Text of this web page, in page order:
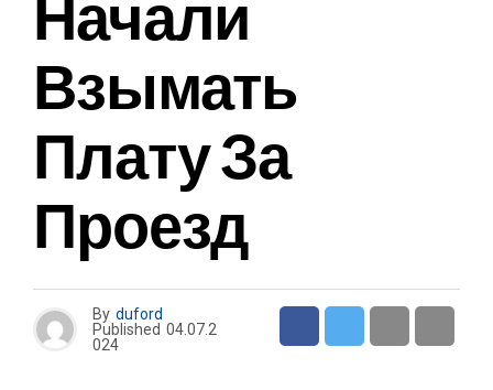
Начали
Взымать
Плату За
Проезд
By duford
Published 04.07.2
024